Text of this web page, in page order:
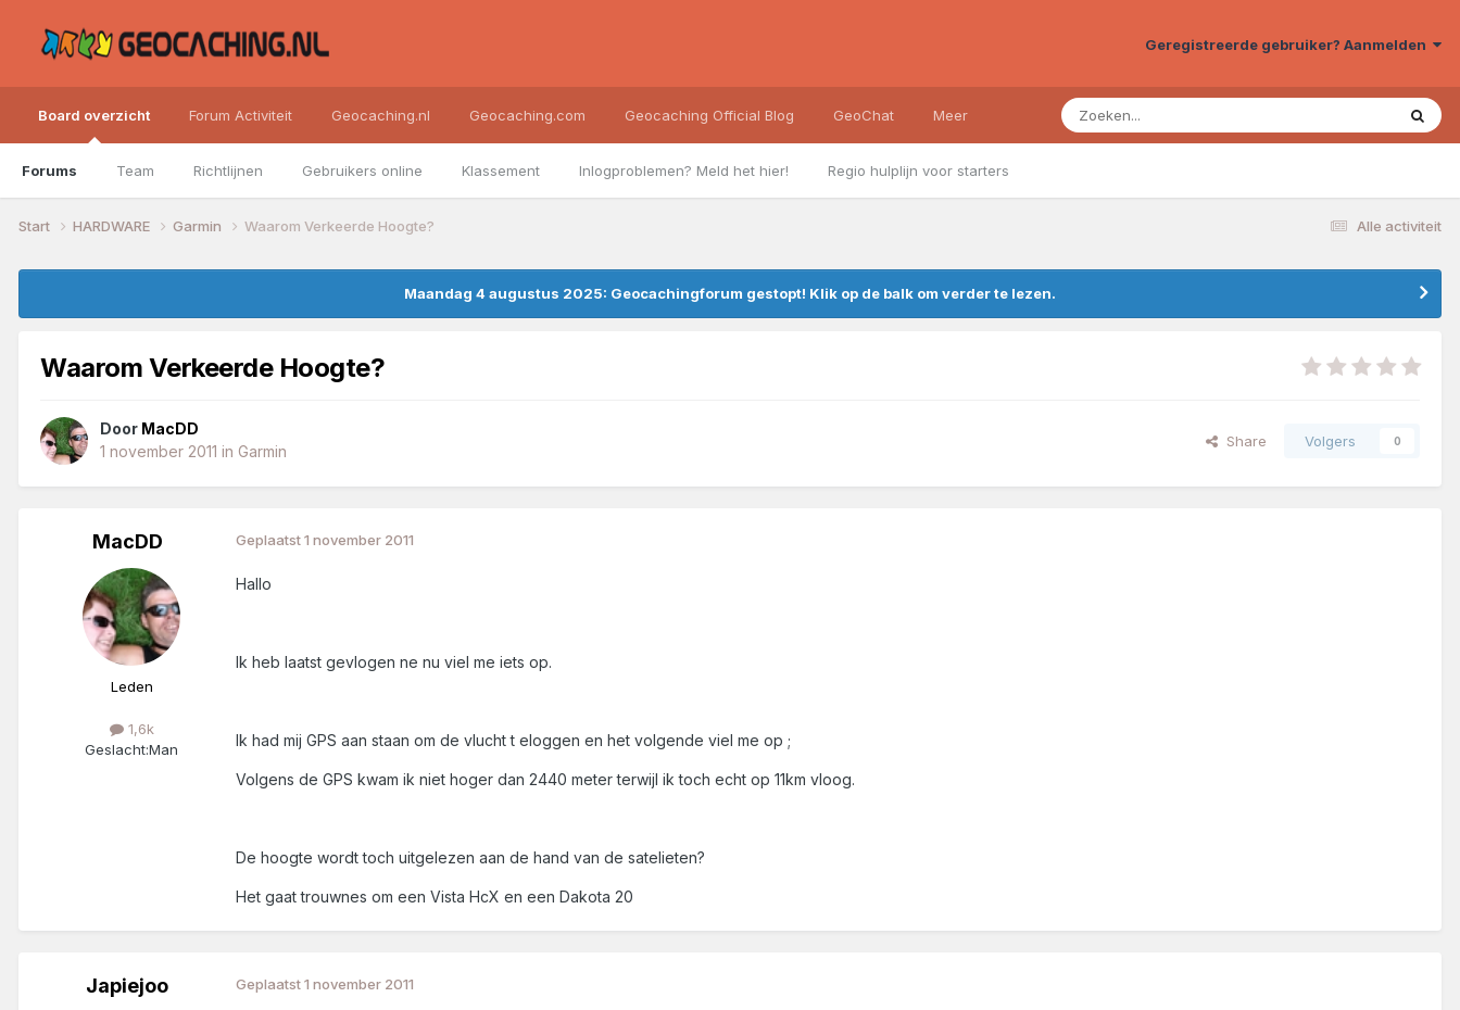
Geregistreerde gebruiker? Aanmelden
Board overzicht
Forums Team Richtlijnen Gebruikers online Klassement Inlogproblemen? Meld het hier! Regio hulplijn voor starters
Forum Activiteit Geocaching.nl Geocaching.com Geocaching Official Blog GeoChat Meer
Alle activiteit
Start HARDWARE Garmin Waarom Verkeerde Hoogte?
Maandag 4 augustus 2025: Geocachingforum gestopt! Klik op de balk om verder te lezen.
Waarom Verkeerde Hoogte?
Door MacDD
1 november 2011 in Garmin
Share Volgers 0
MacDD
Leden
1,6k
Geslacht:Man
Geplaatst1 november 2011
Hallo
Ik heb laatst gevlogen ne nu viel me iets op.
Ik had mij GPS aan staan om de vlucht t eloggen en het volgende viel me op ;
Volgens de GPS kwam ik niet hoger dan 2440 meter terwijl ik toch echt op 11km vloog.
De hoogte wordt toch uitgelezen aan de hand van de satelieten?
Het gaat trouwnes om een Vista HcX en een Dakota 20
Japiejoo Geplaatst1 november 2011